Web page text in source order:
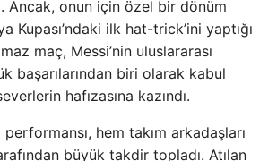
Ancak, onun için özel bir dönüm
Kupası’ndaki ilk hat-trick’ini yaptığı
maç, Messi’nin uluslararası
başarılarından biri olarak kabul
hafızasına kazındı.
hem takım arkadaşları
büyük takdir topladı. Atılan